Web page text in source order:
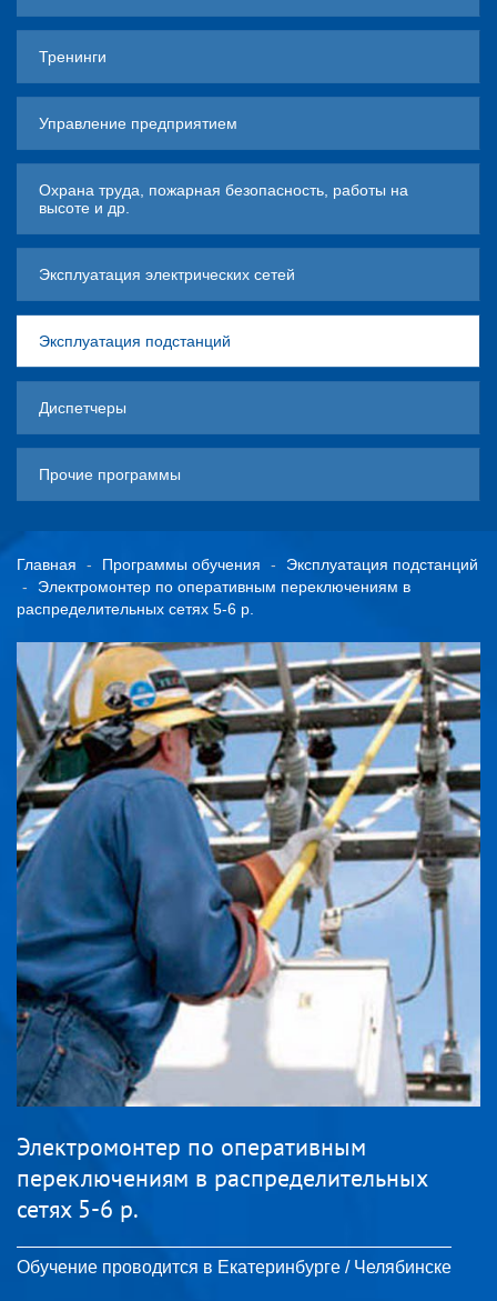
Тренинги
Управление предприятием
Охрана труда, пожарная безопасность, работы на
высоте и др.
Эксплуатация электрических сетей
Эксплуатация подстанций
Диспетчеры
Прочие программы
Главная Программы обучения
Эксплуатация подстанций
Электромонтер по оперативным переключениям в
распределительных сетях 5-6 р.
Электромонтер по оперативным
переключениям в распределительных
сетях 5-6 р.
Обучение проводится в Екатеринбурге / Челябинске